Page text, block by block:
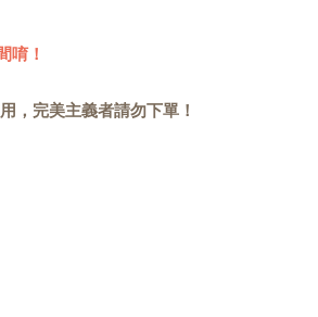
唷！
，完美主義者請勿下單！